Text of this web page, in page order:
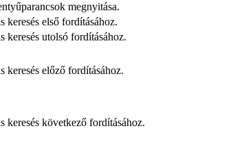
megnyitása.
keresés első fordításához.
keresés utolsó fordításához.
keresés előző fordításához.
keresés következő fordításához.